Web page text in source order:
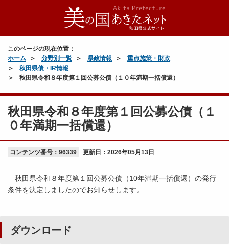
このページの現在位置：
ホーム
分野別一覧 県政情報
重点施策・財政
秋田県債・IR情報
秋田県令和８年度第１回公募公債（１０年満期一括償還）
秋田県令和８年度第１回公募公債（１
０年満期一括償還）
コンテンツ番号：96339 更新日： 2026年05月13日
秋田県令和８年度第１回公募公債（10年満期一括償還）の発行
条件を決定しましたのでお知らせします。
ダウンロード